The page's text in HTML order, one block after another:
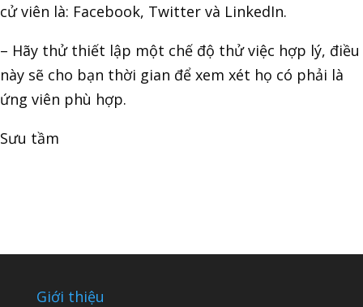
cử viên là: Facebook, Twitter và LinkedIn.
– Hãy thử thiết lập một chế độ thử việc hợp lý, điều
này sẽ cho bạn thời gian để xem xét họ có phải là
ứng viên phù hợp.
Sưu tầm
Giới thiệu